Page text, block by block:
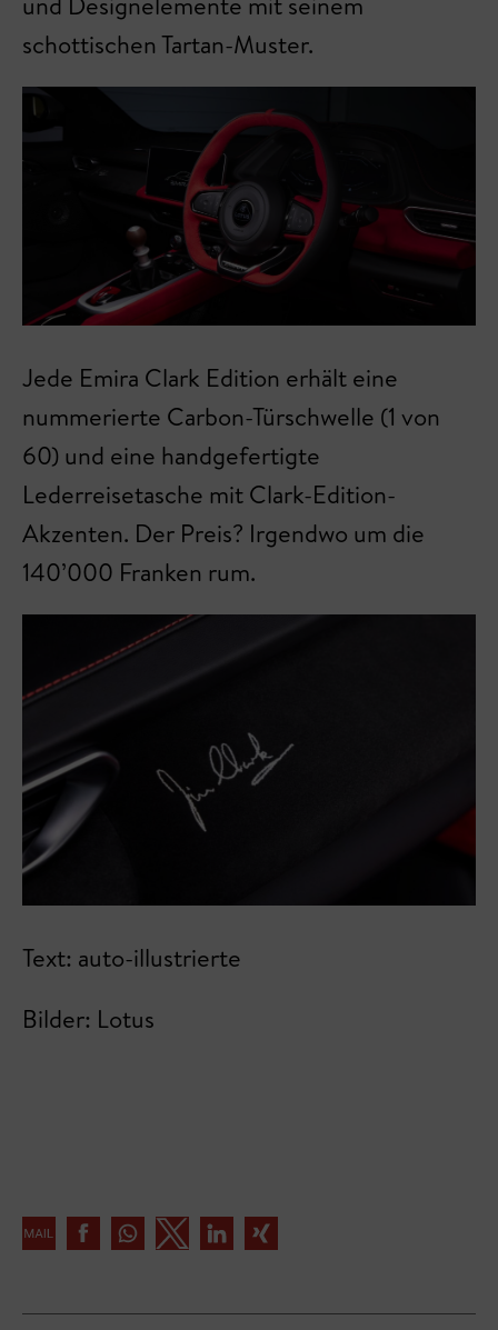
schottischen Tartan-Muster.
Jede Emira Clark Edition erhält eine
nummerierte Carbon-Türschwelle (1 von
60) und eine handgefertigte
Lederreisetasche mit Clark-Edition-
Akzenten. Der Preis? Irgendwo um die
140’000 Franken rum.
Text: auto-illustrierte
Bilder: Lotus